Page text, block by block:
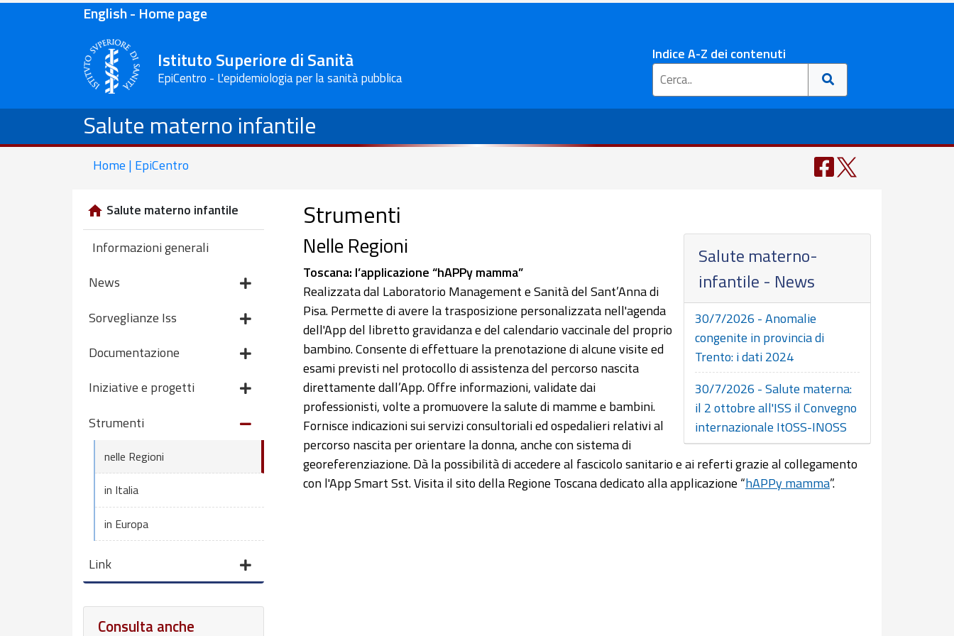
English - Home page
Istituto Superiore di Sanità
EpiCentro - L'epidemiologia per la sanità pubblica
Indice A-Z dei contenuti
Salute materno infantile
Home | EpiCentro
Salute materno infantile
Informazioni generali
News
Sorveglianze Iss
Documentazione
Iniziative e progetti
Strumenti
nelle Regioni
in Italia
in Europa
Link
Consulta anche
Strumenti
Salute materno-
infantile - News
30/7/2026 - Anomalie
congenite in provincia di
Trento: i dati 2024
30/7/2026 - Salute materna:
il 2 ottobre all'ISS il Convegno
internazionale ItOSS-INOSS
Nelle Regioni
Toscana: l’applicazione “hAPPy mamma”
Realizzata dal Laboratorio Management e Sanità del Sant’Anna di
Pisa. Permette di avere la trasposizione personalizzata nell'agenda
dell'App del libretto gravidanza e del calendario vaccinale del proprio
bambino. Consente di effettuare la prenotazione di alcune visite ed
esami previsti nel protocollo di assistenza del percorso nascita
direttamente dall’App. Offre informazioni, validate dai
professionisti, volte a promuovere la salute di mamme e bambini.
Fornisce indicazioni sui servizi consultoriali ed ospedalieri relativi al
percorso nascita per orientare la donna, anche con sistema di
georeferenziazione. Dà la possibilità di accedere al fascicolo sanitario e ai referti grazie al collegamento
con l'App Smart Sst. Visita il sito della Regione Toscana dedicato alla applicazione “hAPPy mamma”.